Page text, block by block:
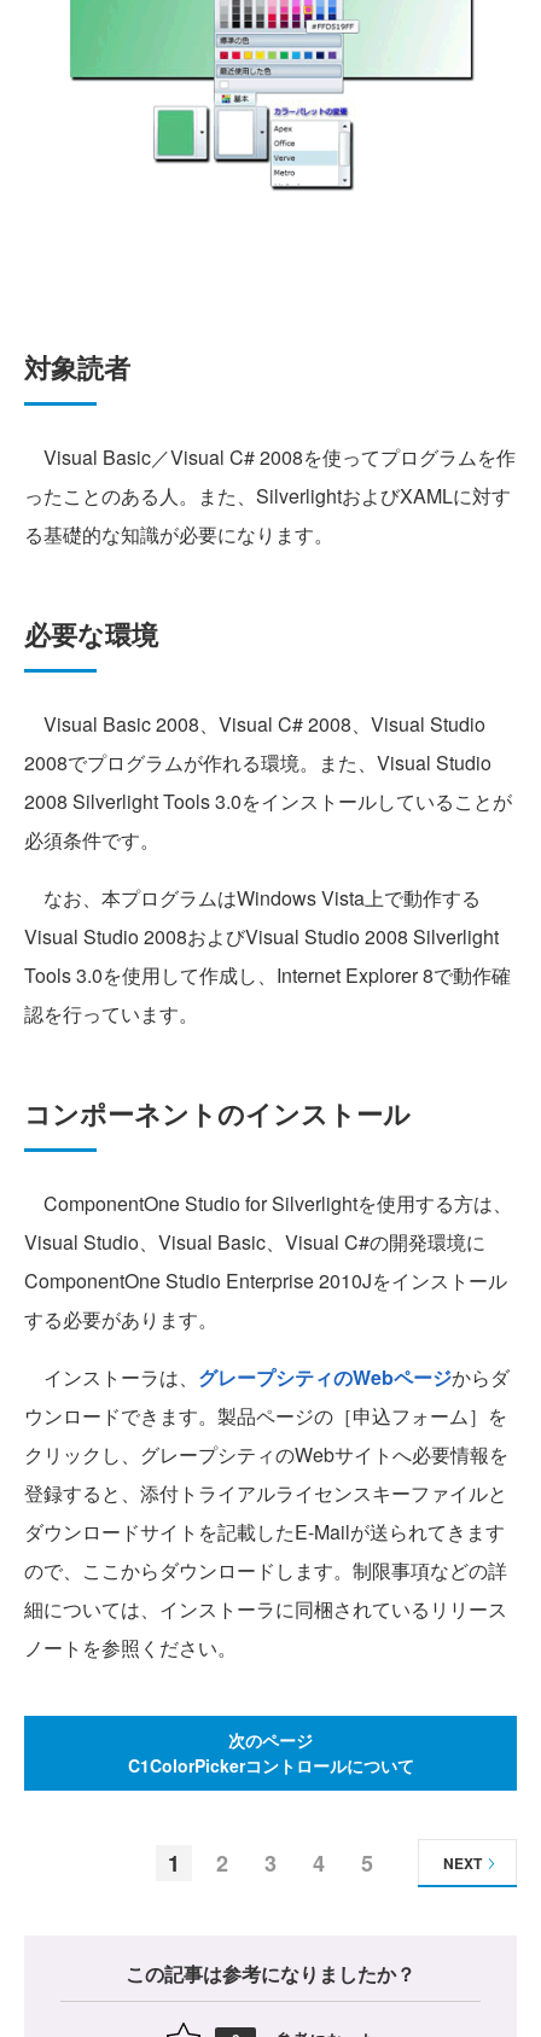
対象読者
Visual Basic／Visual C# 2008を使ってプログラムを作
ったことのある人。また、SilverlightおよびXAMLに対す
る基礎的な知識が必要になります。
必要な環境
Visual Basic 2008、Visual C# 2008、Visual Studio
2008でプログラムが作れる環境。また、Visual Studio
2008 Silverlight Tools 3.0をインストールしていることが
必須条件です。
なお、本プログラムはWindows Vista上で動作する
Visual Studio 2008およびVisual Studio 2008 Silverlight
Tools 3.0を使用して作成し、Internet Explorer 8で動作確
認を行っています。
コンポーネントのインストール
ComponentOne Studio for Silverlightを使用する方は、
Visual Studio、Visual Basic、Visual C#の開発環境に
ComponentOne Studio Enterprise 2010Jをインストール
する必要があります。
インストーラは、 グレープシティのWebページからダ
ウンロードできます。製品ページの［申込フォーム］を
クリックし、グレープシティのWebサイトへ必要情報を
登録すると、添付トライアルライセンスキーファイルと
ダウンロードサイトを記載したE-Mailが送られてきます
ので、ここからダウンロードします。制限事項などの詳
細については、インストーラに同梱されているリリース
ノートを参照ください。
次のページ
C1ColorPickerコントロールについて
1 2 3 4 5 NEXT
この記事は参考になりましたか？